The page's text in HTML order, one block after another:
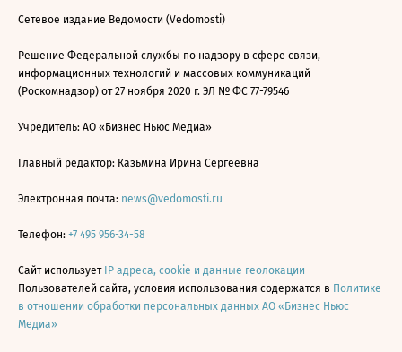
Сетевое издание Ведомости (Vedomosti)
Решение Федеральной службы по надзору в сфере связи,
информационных технологий и массовых коммуникаций
(Роскомнадзор) от 27 ноября 2020 г. ЭЛ № ФС 77-79546
Учредитель: АО «Бизнес Ньюс Медиа»
Главный редактор: Казьмина Ирина Сергеевна
Электронная почта: news@vedomosti.ru
Телефон: +7 495 956-34-58
Сайт использует IP адреса, cookie и данные геолокации
Пользователей сайта, условия использования содержатся в Политике
в отношении обработки персональных данных АО «Бизнес Ньюс
Медиа»